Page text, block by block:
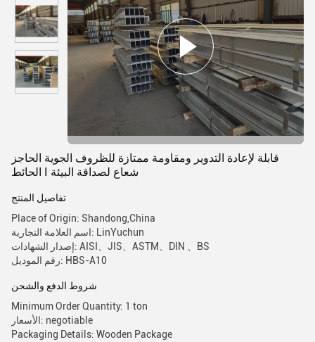
قابلة لإعادة التدوير ومقاومة ممتازة للظروف الجوية الحاجز
الحائط I شعاع لصداقة البيئة
تفاصيل المنتج
Place of Origin: Shandong,China
اسم العلامة التجارية: LinYuchun
إصدار الشهادات: AISI、JIS、ASTM、DIN 、BS
رقم الموديل: HBS-A10
شروط الدفع والشحن
Minimum Order Quantity: 1 ton
الأسعار: negotiable
Packaging Details: Wooden Package